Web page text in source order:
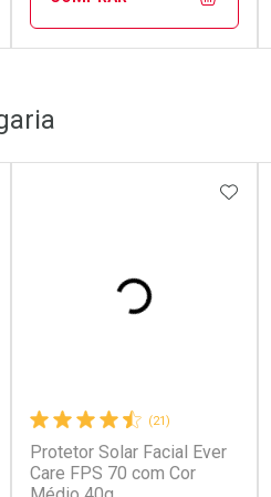
Laboratório
Ativar Desconto
Por Menos
AOS FAVORITOS
(21)
Protetor Solar Facial Ever
Care FPS 70 com Cor